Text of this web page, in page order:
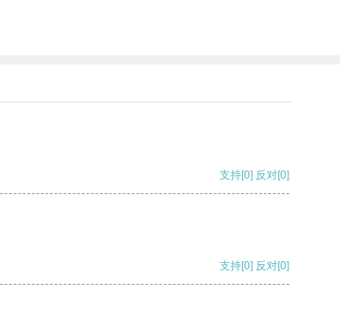
支持[0] 反对[0]
支持[0] 反对[0]